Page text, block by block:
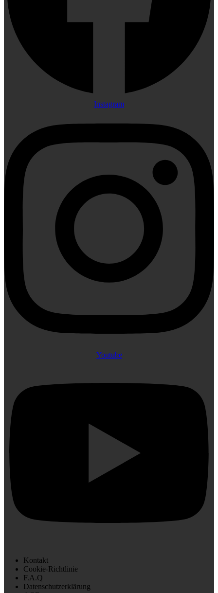
Instagram
Youtube
Kontakt
Cookie-Richtlinie
F.A.Q
Datenschutzerklärung